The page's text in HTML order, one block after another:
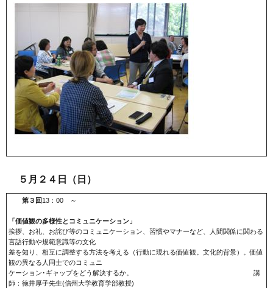
５月２４日（日）
第３回 13：00 ～
「価値観の多様性とコミュニケーション 」
挨拶、お礼、お詫び等のコミュニケーション、習慣やマナーなど、人間関係に関わる
言語行動や規範意識等の文化
差を知り、相互に調整する方法を考える（行動に現れる価値観。文化的背景）。価値
観の異なる人同士でのコミュニ
ケーション･ギャップをどう解決するか。 講
師：徳井厚子先生(信州大学教育学部教授)